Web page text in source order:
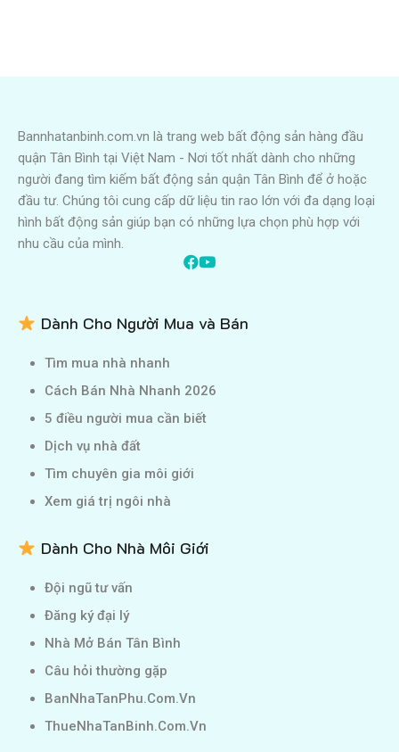
Bannhatanbinh.com.vn là trang web bất động sản hàng đầu
quận Tân Bình tại Việt Nam - Nơi tốt nhất dành cho những
người đang tìm kiếm bất động sản quận Tân Bình để ở hoặc
đầu tư. Chúng tôi cung cấp dữ liệu tin rao lớn với đa dạng loại
hình bất động sản giúp bạn có những lựa chọn phù hợp với
nhu cầu của mình.
Dành Cho Người Mua và Bán
Tìm mua nhà nhanh
Cách Bán Nhà Nhanh 2026
5 điều người mua cần biết
Dịch vụ nhà đất
Tìm chuyên gia môi giới
Xem giá trị ngôi nhà
Dành Cho Nhà Môi Giới
Đội ngũ tư vấn
Đăng ký đại lý
Nhà Mở Bán Tân Bình
Câu hỏi thường gặp
BanNhaTanPhu.Com.Vn
ThueNhaTanBinh.Com.Vn